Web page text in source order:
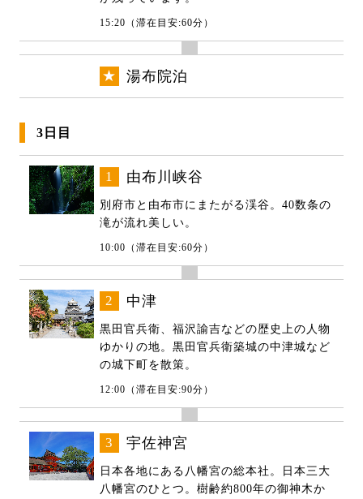
15:20（滞在目安:60分）
★ 湯布院泊
3日目
1 由布川峡谷
別府市と由布市にまたがる渓谷。40数条の
滝が流れ美しい。
10:00（滞在目安:60分）
2 中津
黒田官兵衛、福沢諭吉などの歴史上の人物
ゆかりの地。黒田官兵衛築城の中津城など
の城下町を散策。
12:00（滞在目安:90分）
3 宇佐神宮
日本各地にある八幡宮の総本社。日本三大
八幡宮のひとつ。樹齢約800年の御神木か